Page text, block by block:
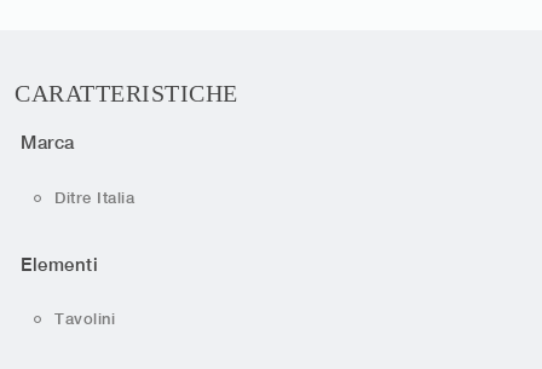
CARATTERISTICHE
Marca
Ditre Italia
Elementi
Tavolini